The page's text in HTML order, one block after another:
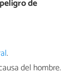
de
.
del hombre.